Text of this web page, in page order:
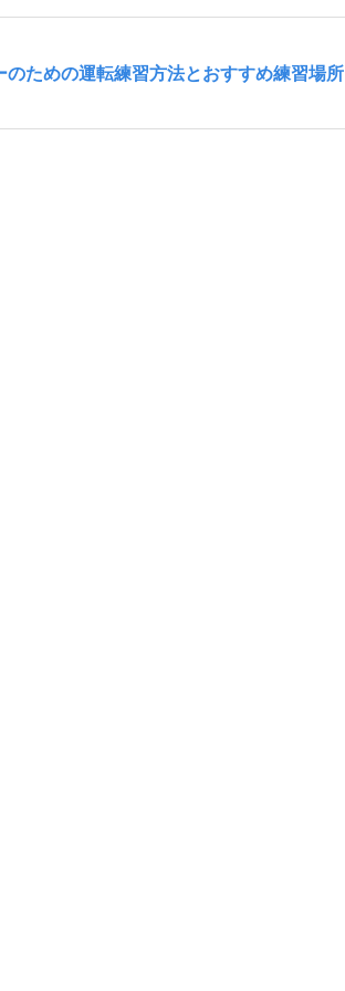
のための運転練習方法とおすすめ練習場所